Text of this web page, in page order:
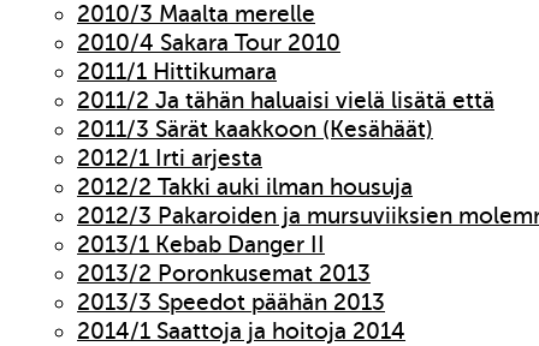
2010/3 Maalta merelle
2010/4 Sakara Tour 2010
2011/1 Hittikumara
2011/2 Ja tähän haluaisi vielä lisätä että
2011/3 Särät kaakkoon (Kesähäät)
2012/1 Irti arjesta
2012/2 Takki auki ilman housuja
2012/3 Pakaroiden ja mursuviiksien
2013/1 Kebab Danger II
2013/2 Poronkusemat 2013
2013/3 Speedot päähän 2013
2014/1 Saattoja ja hoitoja 2014